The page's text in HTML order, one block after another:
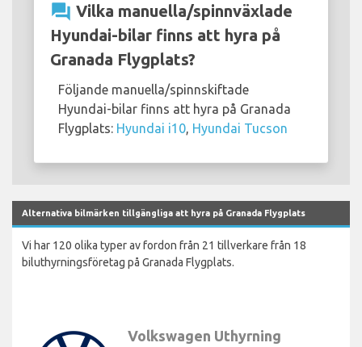
question_answer Vilka manuella/spinnväxlade
Hyundai-bilar finns att hyra på
Granada Flygplats?
Följande manuella/spinnskiftade
Hyundai-bilar finns att hyra på Granada
Flygplats: Hyundai i10 Hyundai Tucson
Alternativa bilmärken tillgängliga att hyra på Granada Flygplats
Vi har 120 olika typer av fordon från 21 tillverkare från 18
biluthyrningsföretag på Granada Flygplats.
Volkswagen Uthyrning